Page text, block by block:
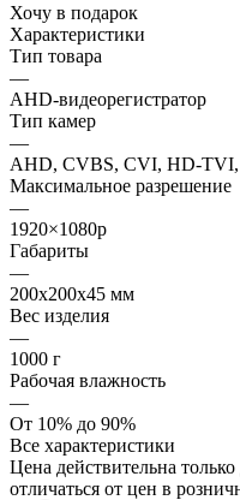
Хочу в подарок
Характеристики
Тип товара
—
AHD-видеорегистратор
Тип камер
—
AHD, CVBS, CVI, HD-
Максимальное разрешение
—
1920×1080p
Габариты
—
200x200x45 мм
Вес изделия
—
1000 г
Рабочая влажность
—
От 10% до 90%
Все характеристики
Цена действительна
отличаться от цен в